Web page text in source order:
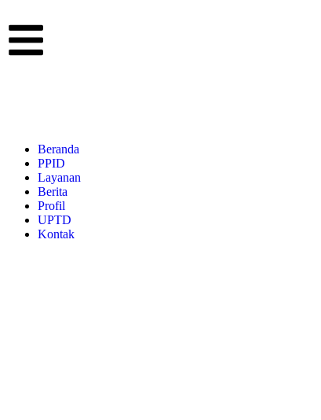
Beranda
PPID
Layanan
Berita
Profil
UPTD
Kontak